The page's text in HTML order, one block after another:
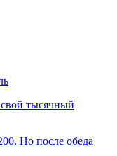
тысячный
Но после обеда